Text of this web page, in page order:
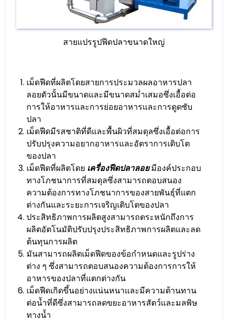
สายแปรรูปฟีดปลาขนาดใหญ่
เม็ดฟีดที่ผลิตโดยสายการประมวลผลอาหารปลา
ลอยตัวนั้นมีขนาดและมีขนาดสม่ำเสมอซึ่งเอื้อต่อ
การให้อาหารและการย่อยอาหารและการดูดซับ
ปลา
เม็ดฟีดมีรสชาติที่ดีและพื้นผิวที่สมดุลซึ่งเอื้อต่อการ
ปรับปรุงความอยากอาหารและอัตราการเติบโต
ของปลา
เม็ดฟีดที่ผลิตโดย เครื่องฟีดปลาลอยมีองค์ประกอบ
ทางโภชนาการที่สมดุลซึ่งสามารถตอบสนอง
ความต้องการทางโภชนาการของสายพันธุ์ที่แตก
ต่างกันและระยะการเจริญเติบโตของปลา
ประสิทธิภาพการผลิตสูงสามารถตระหนักถึงการ
ผลิตอัตโนมัติปรับปรุงประสิทธิภาพการผลิตและลด
ต้นทุนการผลิต
มันสามารถผลิตเม็ดฟีดของข้อกำหนดและรูปร่าง
ต่าง ๆ ซึ่งสามารถตอบสนองความต้องการการให้
อาหารของปลาที่แตกต่างกัน
เม็ดฟีดเกิดขึ้นอย่างแน่นหนาและมีความต้านทาน
ต่อน้ำที่ดีซึ่งสามารถลดขยะอาหารสัตว์และมลพิษ
ทางน้ำ